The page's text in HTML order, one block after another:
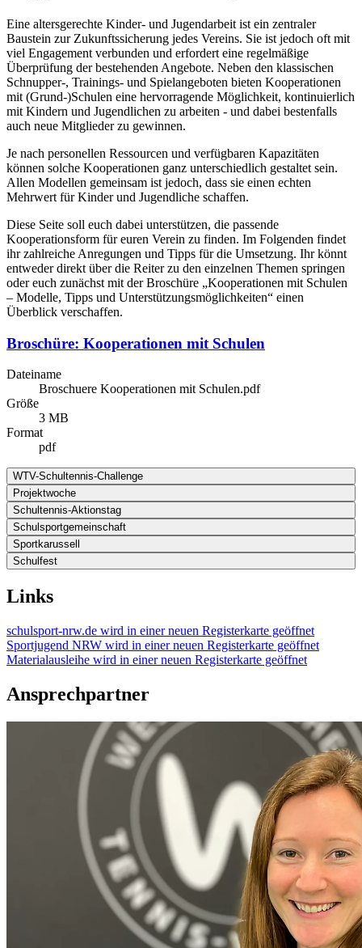
Eine altersgerechte Kinder- und Jugendarbeit ist ein zentraler
Baustein zur Zukunftssicherung jedes Vereins. Sie ist jedoch oft mit
viel Engagement verbunden und erfordert eine regelmäßige
Überprüfung der bestehenden Angebote. Neben den klassischen
Schnupper-, Trainings- und Spielangeboten bieten Kooperationen
mit (Grund-)Schulen eine hervorragende Möglichkeit, kontinuierlich
mit Kindern und Jugendlichen zu arbeiten - und dabei bestenfalls
auch neue Mitglieder zu gewinnen.
Je nach personellen Ressourcen und verfügbaren Kapazitäten
können solche Kooperationen ganz unterschiedlich gestaltet sein.
Allen Modellen gemeinsam ist jedoch, dass sie einen echten
Mehrwert für Kinder und Jugendliche schaffen.
Diese Seite soll euch dabei unterstützen, die passende
Kooperationsform für euren Verein zu finden. Im Folgenden findet
ihr zahlreiche Anregungen und Tipps für die Umsetzung. Ihr könnt
entweder direkt über die Reiter zu den einzelnen Themen springen
oder euch zunächst mit der Broschüre „Kooperationen mit Schulen
– Modelle, Tipps und Unterstützungsmöglichkeiten“ einen
Überblick verschaffen.
Broschüre: Kooperationen mit Schulen
Dateiname
Broschuere Kooperationen mit Schulen.pdf
Größe
3 MB
Format
pdf
WTV-Schultennis-Challenge
Projektwoche
Schultennis-Aktionstag
Schulsportgemeinschaft
Sportkarussell
Schulfest
Links
schulsport-nrw.de wird in einer neuen Registerkarte geöffnet
Sportjugend NRW wird in einer neuen Registerkarte geöffnet
Materialausleihe wird in einer neuen Registerkarte geöffnet
Ansprechpartner